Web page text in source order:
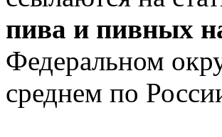
пива и пивных
Федеральном
среднем по